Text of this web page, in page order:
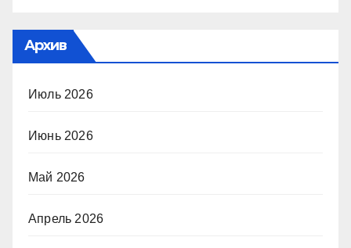
Архив
Июль 2026
Июнь 2026
Май 2026
Апрель 2026